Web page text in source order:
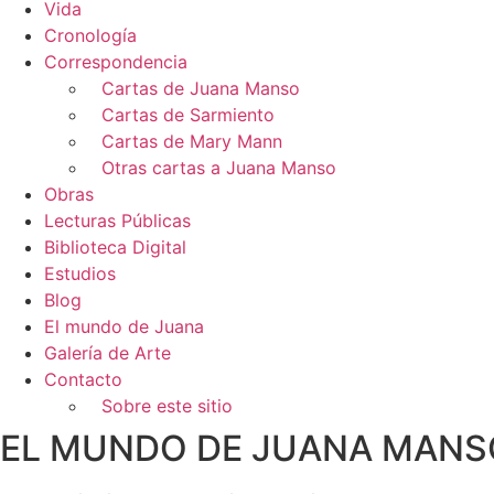
Vida
Cronología
Correspondencia
Cartas de Juana Manso
Cartas de Sarmiento
Cartas de Mary Mann
Otras cartas a Juana Manso
Obras
Lecturas Públicas
Biblioteca Digital
Estudios
Blog
El mundo de Juana
Galería de Arte
Contacto
Sobre este sitio
EL MUNDO DE JUANA